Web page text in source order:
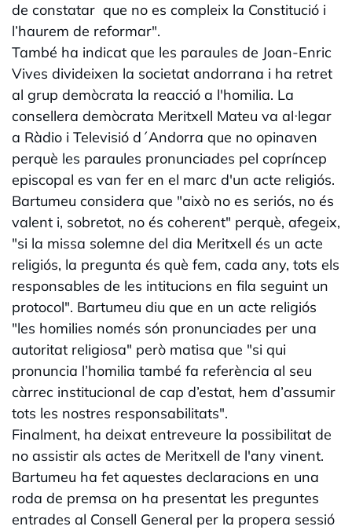
de constatar que no es compleix la Constitució i
l’haurem de reformar".
També ha indicat que les paraules de Joan-Enric
Vives divideixen la societat andorrana i ha retret
al grup demòcrata la reacció a l'homilia. La
consellera demòcrata Meritxell Mateu va al·legar
a Ràdio i Televisió d´Andorra que no opinaven
perquè les paraules pronunciades pel copríncep
episcopal es van fer en el marc d'un acte religiós.
Bartumeu considera que "això no es seriós, no és
valent i, sobretot, no és coherent" perquè, afegeix,
"si la missa solemne del dia Meritxell és un acte
religiós, la pregunta és què fem, cada any, tots els
responsables de les intitucions en fila seguint un
protocol". Bartumeu diu que en un acte religiós
"les homilies només són pronunciades per una
autoritat religiosa" però matisa que "si qui
pronuncia l’homilia també fa referència al seu
càrrec institucional de cap d’estat, hem d’assumir
tots les nostres responsabilitats".
Finalment, ha deixat entreveure la possibilitat de
no assistir als actes de Meritxell de l'any vinent.
Bartumeu ha fet aquestes declaracions en una
roda de premsa on ha presentat les preguntes
entrades al Consell General per la propera sessió